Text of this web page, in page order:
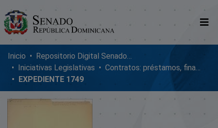
Comunidades
Glosario
Nosotros
Inicio
Repositorio Digital SenadoRD
Iniciativas Legislativas
Contratos: préstamos, financiamientos, ejecución y adendum
EXPEDIENTE 1749